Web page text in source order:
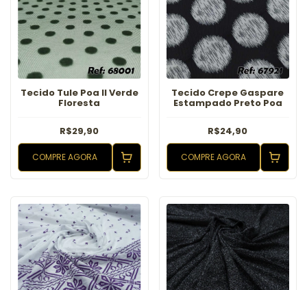
Tecido Tule Poa II Verde
Floresta
R$29,90
COMPRE AGORA
Tecido Crepe Gaspare
Estampado Preto Poa
R$24,90
COMPRE AGORA